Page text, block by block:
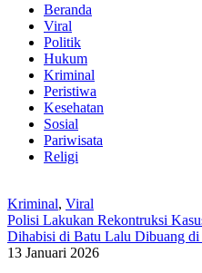
Beranda
Viral
Politik
Hukum
Kriminal
Peristiwa
Kesehatan
Sosial
Pariwisata
Religi
Kriminal, Viral
Polisi Lakukan Rekontruksi
Dihabisi di Batu Lalu Dibuang di
13 Januari 2026